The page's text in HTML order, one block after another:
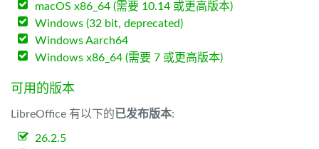
macOS x86_64 (需要 10.14 或更高版本)
Windows (32 bit, deprecated)
Windows Aarch64
Windows x86_64 (需要 7 或更高版本)
可用的版本
LibreOffice 有以下的已发布版本:
26.2.5